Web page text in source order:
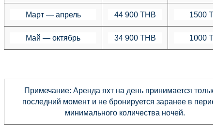
Март — апрель 44 900 THB 1500
Май — октябрь 34 900 THB 1000
Примечание: Аренда яхт на день принимается
последний момент и не бронируется заранее в
минимального количества ночей.